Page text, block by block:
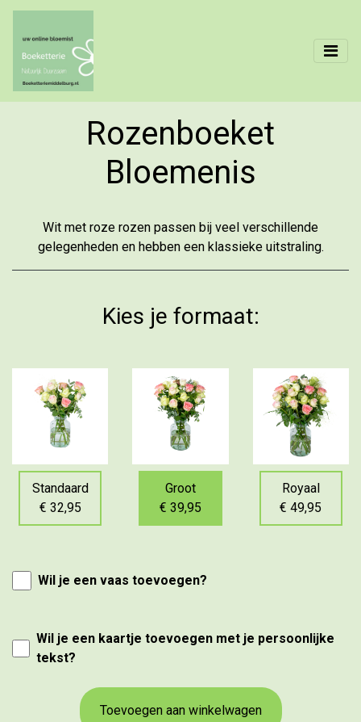
Rozenboeket
Bloemenis
Wit met roze rozen passen bij veel verschillende
gelegenheden en hebben een klassieke uitstraling.
Kies je formaat:
Standaard
€ 32,95
Groot
€ 39,95
Royaal
€ 49,95
Wil je een vaas toevoegen?
Wil je een kaartje toevoegen met je persoonlijke
tekst?
Toevoegen aan winkelwagen